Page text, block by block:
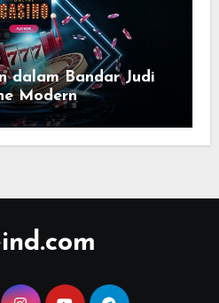
dalam Bandar Judi
Modern